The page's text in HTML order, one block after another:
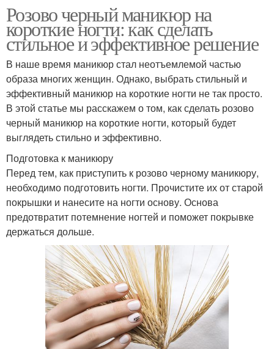
Розово черный маникюр на
короткие ногти: как сделать
стильное и эффективное решение
В наше время маникюр стал неотъемлемой частью
образа многих женщин. Однако, выбрать стильный и
эффективный маникюр на короткие ногти не так просто.
В этой статье мы расскажем о том, как сделать розово
черный маникюр на короткие ногти, который будет
выглядеть стильно и эффективно.
Подготовка к маникюру
Перед тем, как приступить к розово черному маникюру,
необходимо подготовить ногти. Прочистите их от старой
покрышки и нанесите на ногти основу. Основа
предотвратит потемнение ногтей и поможет покрывке
держаться дольше.